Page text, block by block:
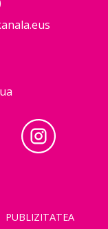
PUBLIZITATEA